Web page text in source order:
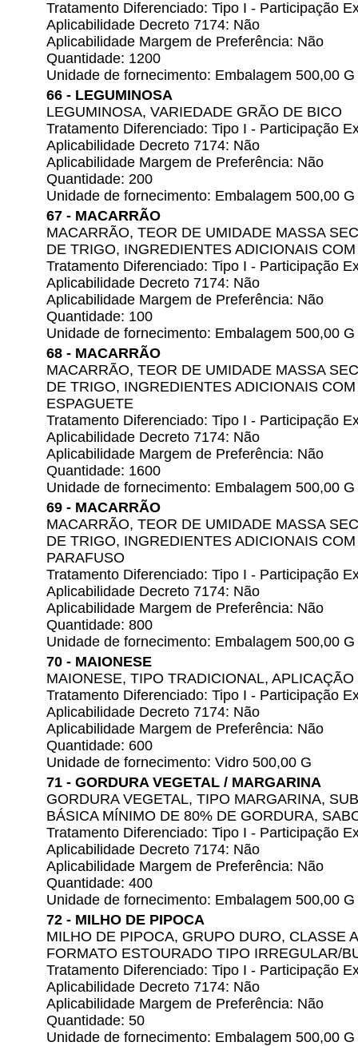
Tratamento Diferenciado: Tipo I - Participação
Aplicabilidade Decreto 7174: Não
Aplicabilidade Margem de Preferência: Não
Quantidade: 1200
Unidade de fornecimento: Embalagem 500,00 G
66 - LEGUMINOSA
LEGUMINOSA, VARIEDADE GRÃO DE BICO
Tratamento Diferenciado: Tipo I - Participação
Aplicabilidade Decreto 7174: Não
Aplicabilidade Margem de Preferência: Não
Quantidade: 200
Unidade de fornecimento: Embalagem 500,00 G
67 - MACARRÃO
MACARRÃO, TEOR DE UMIDADE MASSA
DE TRIGO, INGREDIENTES ADICIONAIS
Tratamento Diferenciado: Tipo I - Participação
Aplicabilidade Decreto 7174: Não
Aplicabilidade Margem de Preferência: Não
Quantidade: 100
Unidade de fornecimento: Embalagem 500,00 G
68 - MACARRÃO
MACARRÃO, TEOR DE UMIDADE MASSA
DE TRIGO, INGREDIENTES ADICIONAIS
ESPAGUETE
Tratamento Diferenciado: Tipo I - Participação
Aplicabilidade Decreto 7174: Não
Aplicabilidade Margem de Preferência: Não
Quantidade: 1600
Unidade de fornecimento: Embalagem 500,00 G
69 - MACARRÃO
MACARRÃO, TEOR DE UMIDADE MASSA
DE TRIGO, INGREDIENTES ADICIONAIS
PARAFUSO
Tratamento Diferenciado: Tipo I - Participação
Aplicabilidade Decreto 7174: Não
Aplicabilidade Margem de Preferência: Não
Quantidade: 800
Unidade de fornecimento: Embalagem 500,00 G
70 - MAIONESE
MAIONESE, TIPO TRADICIONAL,
Tratamento Diferenciado: Tipo I - Participação
Aplicabilidade Decreto 7174: Não
Aplicabilidade Margem de Preferência: Não
Quantidade: 600
Unidade de fornecimento: Vidro 500,00 G
71 - GORDURA VEGETAL / MARGARINA
GORDURA VEGETAL, TIPO MARGARINA,
BÁSICA MÍNIMO DE 80% DE GORDURA,
Tratamento Diferenciado: Tipo I - Participação
Aplicabilidade Decreto 7174: Não
Aplicabilidade Margem de Preferência: Não
Quantidade: 400
Unidade de fornecimento: Embalagem 500,00 G
72 - MILHO DE PIPOCA
MILHO DE PIPOCA, GRUPO DURO, CLASSE
FORMATO ESTOURADO TIPO IRREGULAR/
Tratamento Diferenciado: Tipo I - Participação
Aplicabilidade Decreto 7174: Não
Aplicabilidade Margem de Preferência: Não
Quantidade: 50
Unidade de fornecimento: Embalagem 500,00 G